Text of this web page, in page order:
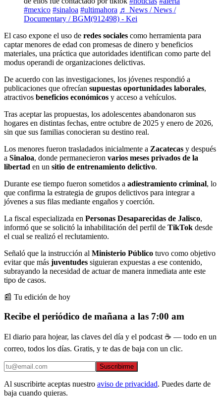
#mexico #sinaloa #ultimahora ♬ News / News /
Documentary / BGM(912498) - Kei
El caso expone el uso de redes sociales como herramienta para
captar menores de edad con promesas de dinero y beneficios
materiales, una práctica que autoridades identifican como parte del
modus operandi de organizaciones delictivas.
De acuerdo con las investigaciones, los jóvenes respondió a
publicaciones que ofrecían supuestas oportunidades laborales,
atractivos beneficios económicos y acceso a vehículos.
Tras aceptar las propuestas, los adolescentes abandonaron sus
hogares en distintas fechas, entre octubre de 2025 y enero de 2026,
sin que sus familias conocieran su destino real.
Los menores fueron trasladados inicialmente a Zacatecas y después
a Sinaloa, donde permanecieron varios meses privados de la
libertad en un sitio de entrenamiento delictivo.
Durante ese tiempo fueron sometidos a adiestramiento criminal, lo
que confirma la estrategia de grupos delictivos para integrar a
jóvenes a sus filas mediante engaños y coerción.
La fiscal especializada en Personas Desaparecidas de Jalisco,
informó que se solicitó la inhabilitación del perfil de TikTok desde
el cual se realizó el reclutamiento.
Señaló que la instrucción al Ministerio Público tuvo como objetivo
evitar que más juventudes siguieran expuestas a ese contenido,
subrayando la necesidad de actuar de manera inmediata ante este
tipo de casos.
📰 Tu edición de hoy
Recibe el periódico de mañana a las 7:00 am
El diario para hojear, las claves del día y el podcast ☕ — todo en un
correo, todos los días. Gratis, y te das de baja con un clic.
Suscribirme
Al suscribirte aceptas nuestro aviso de privacidad. Puedes darte de
baja cuando quieras.